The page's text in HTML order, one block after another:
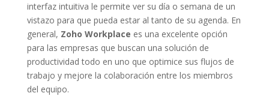
interfaz intuitiva le permite ver su día o semana de un
vistazo para que pueda estar al tanto de su agenda. En
general, Zoho Workplace es una excelente opción
para las empresas que buscan una solución de
productividad todo en uno que optimice sus flujos de
trabajo y mejore la colaboración entre los miembros
del equipo.